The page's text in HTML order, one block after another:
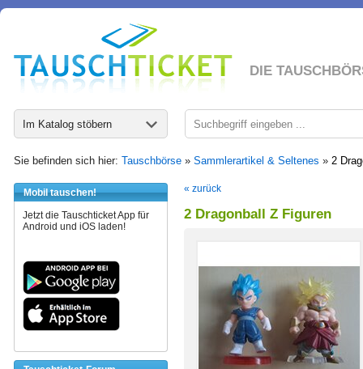
DIE
Im Katalog stöbern
Sie befinden sich hier: Tauschbörse » Sammlerartikel & Seltenes » 2
Mobil tauschen!
Jetzt die Tauschticket App für
Android und iOS laden!
« zurück
2 Dragonball Z Figuren